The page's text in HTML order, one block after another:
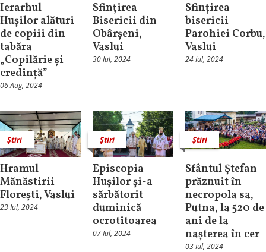
Ierarhul
Hușilor alături
de copiii din
tabăra
„Copilărie și
credință”
06 Aug, 2024
Sfințirea
Bisericii din
Obârșeni,
Vaslui
30 Iul, 2024
Sfințirea
bisericii
Parohiei Corbu,
Vaslui
24 Iul, 2024
Știri
Hramul
Mănăstirii
Florești, Vaslui
23 Iul, 2024
Știri
Episcopia
Hușilor și-a
sărbătorit
duminică
ocrotitoarea
07 Iul, 2024
Știri
Sfântul Ștefan
prăznuit în
necropola sa,
Putna, la 520 de
ani de la
nașterea în cer
03 Iul, 2024